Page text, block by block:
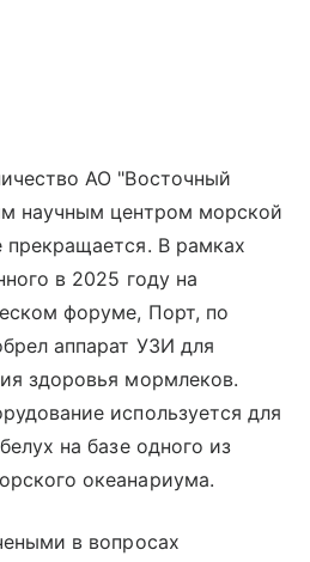
АО "Восточный
научным центром морской
В рамках
в 2025 году на
форуме, Порт, по
аппарат УЗИ для
здоровья мормлеков.
используется для
на базе одного из
океанариума.
в вопросах